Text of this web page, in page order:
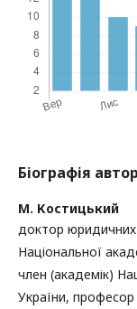
Біографія
М. Костицький
доктор
Національної
член (академік)
України,